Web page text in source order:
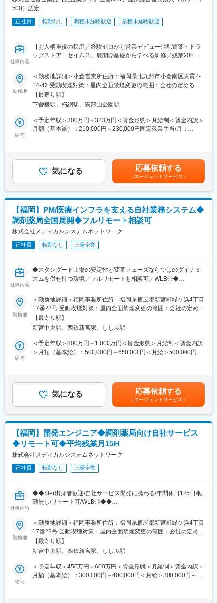
変更の範囲：会社の定める業務
■組織構成：
システム本部は59名で構成されており、年齢も20代～50代まで幅
広く在籍しております。
■キャリアパス：
経験やスキルなどによりますが、マネジメント業務へとステップ
とも可能です。
■魅力：
業務に関係する技術書籍の購入や研修参加費などは会社が費用負
ます。
地域住民の健康を支えるトータルサービス事業を展開していま
す。地域に根差した医療サービスの提供を目指し、医薬連携によ
る細やかな
医療・サービスの提供を行っております。
調剤薬局事業では全国472店舗を展開、医薬品ネットワーク加盟
件数は47都道府県で約11,678件（2025年11月末）を全国各地で
事業を展開しています。
■就業環境：
リモートワークも業務に応じて可能ですので、効率のいい働き方
も実現可能です。
長期的な就業が可能です。
変更の範囲：会社の定める業務
500）認定
正社員 転勤なし 職種未経験歓迎 業種未経験歓迎
仕事内容
【お人柄重視の採用／経験ゼロから営業デビュー◎配置薬・ドラ
ッグストア「セイムス」展開◎基礎から学べる研修／残業20h以
■職務内容：
既にお取引のある個人宅・法人のお客様を定期的に訪問し、配置
薬（救急箱）と健康食品の点検・補充・健康相談を行う営業で
す。
「薬を売る」のではなく、「人として信頼される」営業であり、
お客様の体調や生活背景に寄り添い、感謝される仕事です。
月に1回程度のペースでお客様宅を訪問
※社用車（軽自動車）に乗ってお客様宅へ訪問をします。（1件あ
・使用したお薬代金の集金
・健康相談、新商品・サービスのご提案 など
※一部、新たに配置薬を置いていただくお客様への訪問がありま
す。
└配置薬は無料でおけるので、お客様も抵抗なく置いてくれる製
品です。
■キャリアパス／評価体制
（1）キャリアパス
可能です。
・昇給1回／最短3年で営業所所長になった実績あり
・年功序列ではなく、実績と姿勢を見て判断
努力やプロセスもしっかり評価される制度があります。
（2）半期ごとの評価で、頑張りが収入に反映
・評価は半年ごとに実施
■研修制度：
・入社直後～2週間 ： OJT形式で、薬の種類や成分など基礎知識
を身につけます。
・入社2週間～1カ月 ： 先輩社員に同行し、仕事の流れを学びま
す。「会話のコツ」や「商品のご案内方法」といった実践的なス
キルを習得します。
・入社1カ月以降 ： 慣れてきたら独り立ち。既存のお客様をメイ
ンに訪問します。
売者資格を取得していただきます。社内の合格率は90％となって
おり、研修を含めて会社が全面的にサポートします。
変更の範囲：会社の定める業務
勤務地
＜勤務地詳細＞小倉営業所住所：福岡県北九州市小倉南区東貫2-
14-43 受動喫煙対策：屋内全面禁煙変更の範囲：会社の定める事
業所
【最寄り駅】
下曽根駅、朽網駅、安部山公園駅
給与
＜予定年収＞300万円～323万円＜賃金形態＞月給制＜賃金内訳＞
月額（基本給）：210,000円～230,000円固定残業手当/月：
年収は当社規定に基づき、年齢や経験に応じて決定します。・昇
給：年1回（4月）＜モデル給与＞※入社3年目平均基本給＋各種手
当＋業績連動給→総支給月額344,141円※業績連動給：月の予算達
成や売り上げに対して支払われます。賃金はあくまでも目安の金
額であり、選考を通じて上下する可能性があります。月給(月額)は
固定手当を含めた表記です。
気になる 応募依頼する
（エージェントサービス）
【福岡】PM/医療インフラを支える自社業務システム◆
調剤薬局全国展開◆フルリモート相談可
株式会社メディカルシステムネットワーク
正社員 転勤なし 上場企業
仕事内容
◆スタンダード上場の安定性と変革フェーズならではのダイナミ
ズムを併せ持つ環境／フルリモートも相談可／WLB◎◆
全国450店舗超の「なの花薬局」と、約1万店の医薬品ネットワー
ク加盟薬局を支える自社業務システムの中核を担うプロジェクト
を、企画から推進までリードいただくPMを募集します。現在、同
時並行で複数プロジェクトが立ち上がっており推進力強化のため
の募集です。将来的には20名規模のプロジェクトをお任せする想
定です。
は組織運営にも貢献いただきたいと考えています。
発、基幹システム刷新 等
■技術環境
複数システムがあり、レガシーからモダンまで幅広い技術に触れ
られる環境です。オンプレミス環境のシステムに加え、近年は、
AWS、Angular、TypeScript、Spring Boot、Java、サーバレス構
成を採用した開発も進行中。アジャイル・ウォーターフォールい
ずれもプロジェクト特性に応じて選択。技術選定や進め方に関与
できる裁量も特徴です。
システム本部は59名が在籍、年齢も20代～50代まで幅広く活躍し
ています。
■キャリアパス
上流・企画寄りのキャリアへ広げることが可能です。実際に、PM
経験を経て企画的な役割へシフトしている社員もいます。組織自
勤務地
＜勤務地詳細＞福岡事務所住所：福岡県糟屋郡新宮町緑ケ浜4丁目
17番22号 受動喫煙対策：屋内全面禁煙変更の範囲：会社の定める
事業所（リモートワーク含む）
【最寄り駅】
新宮中央駅、西鉄新宮駅、ししぶ駅
給与
＜予定年収＞800万円～1,000万円＜賃金形態＞月給制＜賃金内訳
＞月額（基本給）：500,000円～650,000円＜月給＞500,000円～
談し決定致します。■賞与：年2回支給（合計3か月分支給）賃金
はあくまでも目安の金額であり、選考を通じて上下する可能性が
あります。月給(月額)は固定手当を含めた表記です。
気になる 応募依頼する
（エージェントサービス）
【福岡】開発エンジニア◆調剤薬局向け自社サービス
◆リモート可◆平均残業月15H
株式会社メディカルシステムネットワーク
正社員 転勤なし 上場企業
仕事内容
◆◆SIer出身者歓迎/自社サービス開発に携わる/年間休日125日/転
勤無し/リモート可/WLB◎◆◆
全国の医療インフラを支える当社。450店舗超を展開する「なの
花薬局」をはじめ、約20％の業界シェアを誇る医薬品ネットワー
ク事業を展開しています。
本ポジションでは、社会貢献性の高い医療分野で、自社Webシス
テムの開発に腰を据えて携わることができます。リモートワーク
相談可、平均残業月15時間と、仕事と生活を両立できる環境も大
きな魅力です。
勤務地
＜勤務地詳細＞福岡事務所住所：福岡県糟屋郡新宮町緑ケ浜4丁目
17番22号 受動喫煙対策：屋内全面禁煙変更の範囲：会社の定める
事業所（リモートワーク含む）
【最寄り駅】
新宮中央駅、西鉄新宮駅、ししぶ駅
給与
＜予定年収＞450万円～600万円＜賃金形態＞月給制＜賃金内訳＞
月額（基本給）：300,000円～400,000円＜月給＞300,000円～